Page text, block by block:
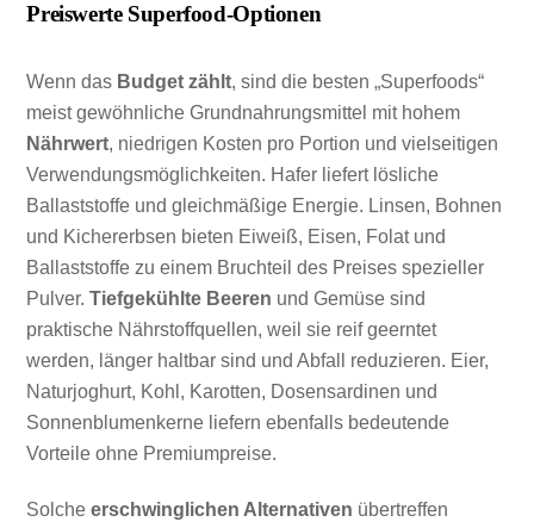
Preiswerte Superfood-Optionen
Wenn das Budget zählt, sind die besten „Superfoods“
meist gewöhnliche Grundnahrungsmittel mit hohem
Nährwert, niedrigen Kosten pro Portion und vielseitigen
Verwendungsmöglichkeiten. Hafer liefert lösliche
Ballaststoffe und gleichmäßige Energie. Linsen, Bohnen
und Kichererbsen bieten Eiweiß, Eisen, Folat und
Ballaststoffe zu einem Bruchteil des Preises spezieller
Pulver.Tiefgekühlte Beeren und Gemüse sind
praktische Nährstoffquellen, weil sie reif geerntet
werden, länger haltbar sind und Abfall reduzieren. Eier,
Naturjoghurt, Kohl, Karotten, Dosensardinen und
Sonnenblumenkerne liefern ebenfalls bedeutende
Vorteile ohne Premiumpreise.
Solcheerschwinglichen Alternativen übertreffen